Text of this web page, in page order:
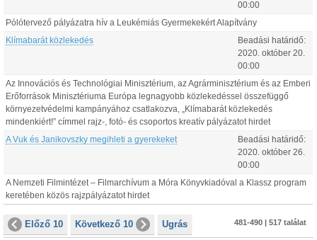
00:00
Pólótervező pályázatra hív a Leukémiás Gyermekekért Alapítvány
Klímabarát közlekedés
Beadási határidő:
2020. október 20
00:00
Az Innovációs és Technológiai Minisztérium, az Agrárminisztérium és az Emberi
Erőforrások Minisztériuma Európa legnagyobb közlekedéssel összefüggő
környezetvédelmi kampányához csatlakozva, „Klímabarát közlekedés
mindenkiért!” címmel rajz-, fotó- és csoportos kreatív pályázatot hirdet
A Vuk és Janikovszky megihleti a gyerekeket
Beadási határidő:
2020. október 26
00:00
A Nemzeti Filmintézet – Filmarchívum a Móra Könyvkiadóval a Klassz program
keretében közös rajzpályázatot hirdet
Előző 10 Következő 10 Ugrás 481-490 | 517 találat